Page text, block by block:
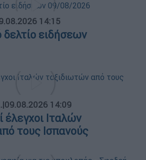
14:15
ειδήσεων
|09.08.2026 14:09
έλεγχοι Ιταλών
τους Ισπανούς